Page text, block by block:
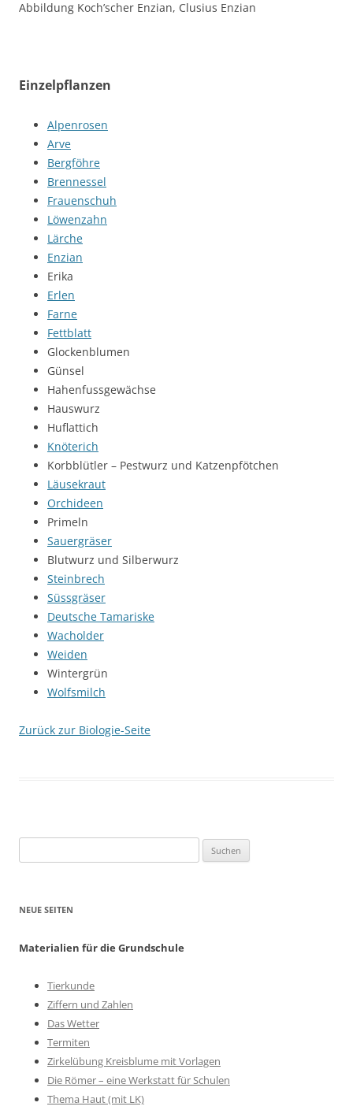
Abbildung Koch’scher Enzian, Clusius Enzian
Einzelpflanzen
Alpenrosen
Arve
Bergföhre
Brennessel
Frauenschuh
Löwenzahn
Lärche
Enzian
Erika
Erlen
Farne
Fettblatt
Glockenblumen
Günsel
Hahenfussgewächse
Hauswurz
Huflattich
Knöterich
Korbblütler – Pestwurz und Katzenpfötchen
Läusekraut
Orchideen
Primeln
Sauergräser
Blutwurz und Silberwurz
Steinbrech
Süssgräser
Deutsche Tamariske
Wacholder
Weiden
Wintergrün
Wolfsmilch
Zurück zur Biologie-Seite
nach:
NEUE SEITEN
Materialien für die Grundschule
Tierkunde
Ziffern und Zahlen
Das Wetter
Termiten
Zirkelübung Kreisblume mit Vorlagen
Die Römer – eine Werkstatt für Schulen
Thema Haut (mit LK)